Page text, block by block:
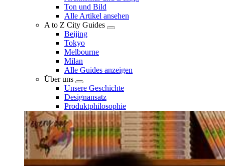
Ton und Bild
Alle Artikel ansehen
A to Z City Guides
Beijing
Tokyo
Melbourne
Milan
Alle Guides anzeigen
Über uns
Unsere Geschichte
Designansatz
Produktphilosophie